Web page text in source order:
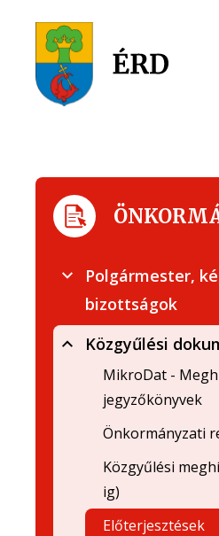
Polgármester,
bizottságok
Közgyűlési
MikroDat -
jegyzőkönyvek
Önkormányzati
Közgyűlési
ig)
Előterjesztések